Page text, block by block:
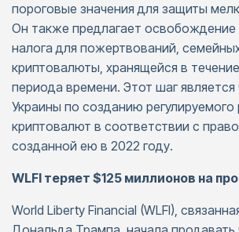
пороговые значения для защиты
Он также предлагает освобождение
налога для пожертвований,
криптовалюты, хранящейся в
периода времени. Этот шаг
Украины по созданию регулируемого
криптовалют в соответствии с
созданной ею в 2022 году.
WLFI теряет $125 миллионов на
World Liberty Financial (WLFI),